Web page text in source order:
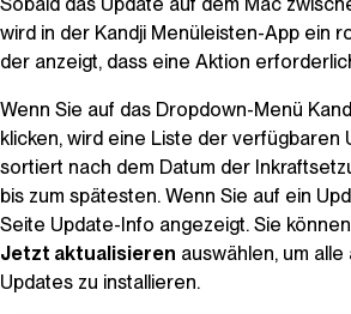
wird in der Kandji Menüleisten-App ein
der anzeigt, dass eine Aktion
Wenn Sie auf das Dropdown-Menü
klicken, wird eine Liste der verfügbaren
sortiert nach dem Datum der
bis zum spätesten. Wenn Sie auf ein
Seite Update-Info angezeigt. Sie
Jetzt aktualisieren auswählen, um
Updates zu installieren.